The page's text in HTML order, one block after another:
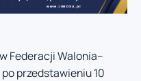
Federacji Walonia–
przedstawieniu 10